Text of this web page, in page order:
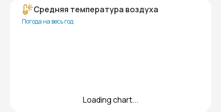
Средняя температура воздуха
Погода на весь год
Loading chart...